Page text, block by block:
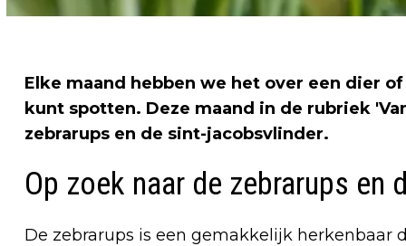
Elke maand hebben we het over een dier
kunt spotten. Deze maand in de rubriek
zebrarups en de sint-jacobsvlinder.
Op zoek naar de zebrarups
De zebrarups is een gemakkelijk herkenbaar